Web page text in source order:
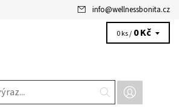
info@wellnessbonita.cz
0 ks / 0 Kč